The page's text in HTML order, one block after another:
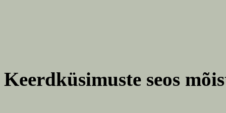
Keerdküsimuste seos